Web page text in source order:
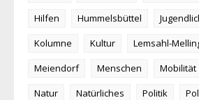
Hilfen
Hummelsbüttel
Kolumne
Kultur
Lemsahl-
Meiendorf
Menschen Mobilität
Natur
Natürliches Politik